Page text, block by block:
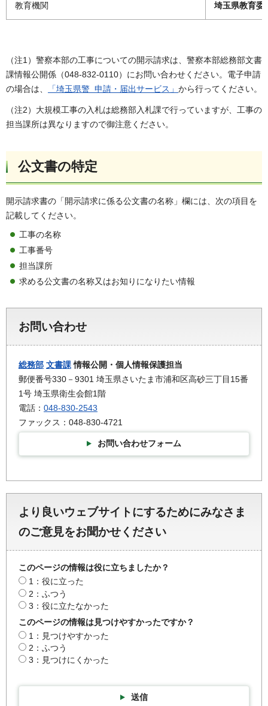
教育機関 埼玉県教育委
（注1）警察本部の工事についての開示請求は、警察本部総務部文書
課情報公開係（048-832-0110）にお問い合わせください。電子申請
の場合は、
「埼玉県警 申請・届出サービス」 から行ってください。
（注2）大規模工事の入札は総務部入札課で行っていますが、工事の
担当課所は異なりますので御注意ください。
公文書の特定
開示請求書の「開示請求に係る公文書の名称」欄には、次の項目を
記載してください。
工事の名称
工事番号
担当課所
求める公文書の名称又はお知りになりたい情報
お問い合わせ
総務部 文書課情報公開・個人情報保護担当
郵便番号330－9301 埼玉県さいたま市浦和区高砂三丁目15番
1号 埼玉県衛生会館1階
電話： 048-830-2543
ファックス：048-830-4721
お問い合わせフォーム
より良いウェブサイトにするためにみなさま
のご意見をお聞かせください
このページの情報は役に立ちましたか？
1：役に立った
2：ふつう
3：役に立たなかった
このページの情報は見つけやすかったですか？
1：見つけやすかった
2：ふつう
3：見つけにくかった
送信